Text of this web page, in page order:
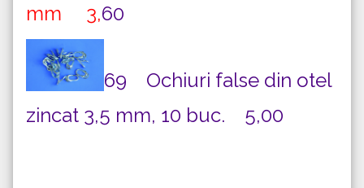
mm 3,60
69 Ochiuri false din otel
zincat 3,5 mm, 10 buc. 5,00